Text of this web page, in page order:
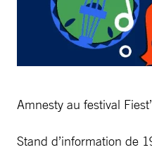
Amnesty au festival
Stand d’information de